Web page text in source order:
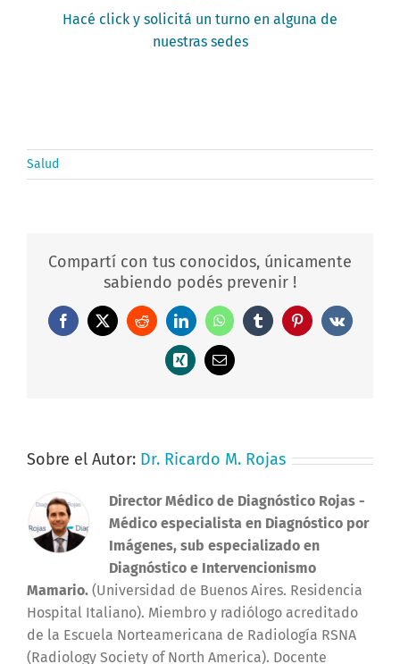
Hacé click y solicitá un turno en alguna de
nuestras sedes
Salud
Compartí con tus conocidos, únicamente
sabiendo podés prevenir !
Facebook
X RedditLinkedInWhatsAppTumblrPinterestVk
Xing
Correo
electrónico
Sobre el Autor: Dr. Ricardo M. Rojas
Director Médico de Diagnóstico Rojas -
Médico especialista en Diagnóstico por
Imágenes, sub especializado en
Diagnóstico e Intervencionismo
Mamario. (Universidad de Buenos Aires. Residencia
Hospital Italiano). Miembro y radiólogo acreditado
de la Escuela Norteamericana de Radiología RSNA
(Radiology Society of North America). Docente